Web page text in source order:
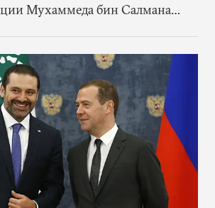
Мухаммеда бин Салмана
давления сильно
то, насколько тесны
Саудовской Аравией,
представить, что против
будут введены
санкции, достаточно серьезные,
с реальными трудностями